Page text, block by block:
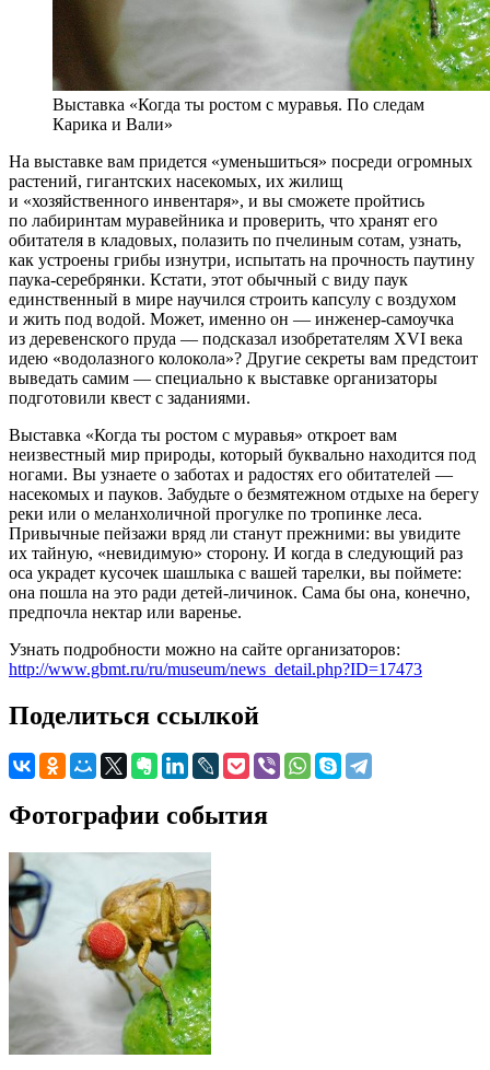
Выставка «Когда ты ростом с муравья. По следам
Карика и Вали»
На выставке вам придется «уменьшиться» посреди огромных
растений, гигантских насекомых, их жилищ
и «хозяйственного инвентаря», и вы сможете пройтись
по лабиринтам муравейника и проверить, что хранят его
обитателя в кладовых, полазить по пчелиным сотам, узнать,
как устроены грибы изнутри, испытать на прочность паутину
паука-серебрянки. Кстати, этот обычный с виду паук
единственный в мире научился строить капсулу с воздухом
и жить под водой. Может, именно он — инженер-самоучка
из деревенского пруда — подсказал изобретателям XVI века
идею «водолазного колокола»? Другие секреты вам предстоит
выведать самим — специально к выставке организаторы
подготовили квест с заданиями.
Выставка «Когда ты ростом с муравья» откроет вам
неизвестный мир природы, который буквально находится под
ногами. Вы узнаете о заботах и радостях его обитателей —
насекомых и пауков. Забудьте о безмятежном отдыхе на берегу
реки или о меланхоличной прогулке по тропинке леса.
Привычные пейзажи вряд ли станут прежними: вы увидите
их тайную, «невидимую» сторону. И когда в следующий раз
оса украдет кусочек шашлыка с вашей тарелки, вы поймете:
она пошла на это ради детей-личинок. Сама бы она, конечно,
предпочла нектар или варенье.
Узнать подробности можно на сайте организаторов:
http://www.gbmt.ru/ru/museum/news_detail.php?ID=17473
Поделиться ссылкой
Фотографии события